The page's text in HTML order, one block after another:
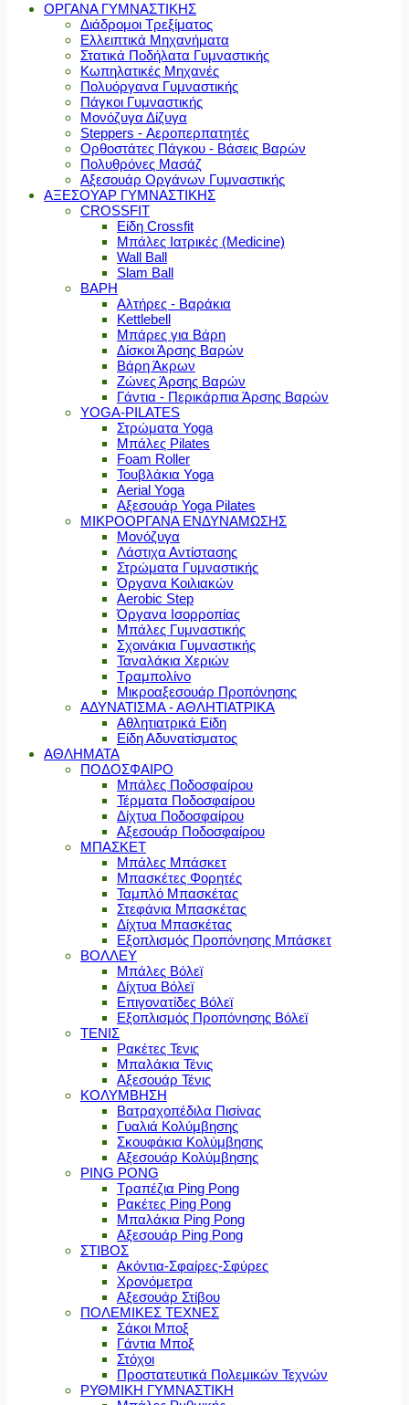
ΟΡΓΑΝΑ ΓΥΜΝΑΣΤΙΚΗΣ
Διάδρομοι Τρεξίματος
Ελλειπτικά Μηχανήματα
Στατικά Ποδήλατα Γυμναστικής
Κωπηλατικές Μηχανές
Πολυόργανα Γυμναστικής
Πάγκοι Γυμναστικής
Μονόζυγα Δίζυγα
Steppers - Αεροπερπατητές
Ορθοστάτες Πάγκου - Βάσεις Βαρών
Πολυθρόνες Μασάζ
Αξεσουάρ Οργάνων Γυμναστικής
ΑΞΕΣΟΥΑΡ ΓΥΜΝΑΣΤΙΚΗΣ
CROSSFIT
Είδη Crossfit
Μπάλες Ιατρικές (Medicine)
Wall Ball
Slam Ball
ΒΑΡΗ
Αλτήρες - Βαράκια
Kettlebell
Μπάρες για Βάρη
Δίσκοι Άρσης Βαρών
Βάρη Άκρων
Ζώνες Άρσης Βαρών
Γάντια - Περικάρπια Άρσης Βαρών
YOGA-PILATES
Στρώματα Yoga
Μπάλες Pilates
Foam Roller
Τουβλάκια Yoga
Aerial Yoga
Αξεσουάρ Yoga Pilates
ΜΙΚΡΟΟΡΓΑΝΑ ΕΝΔΥΝΑΜΩΣΗΣ
Μονόζυγα
Λάστιχα Αντίστασης
Στρώματα Γυμναστικής
Όργανα Κοιλιακών
Aerobic Step
Όργανα Ισορροπίας
Μπάλες Γυμναστικής
Σχοινάκια Γυμναστικής
Ταναλάκια Χεριών
Τραμπολίνο
Μικροαξεσουάρ Προπόνησης
ΑΔΥΝΑΤΙΣΜΑ - ΑΘΛΗΤΙΑΤΡΙΚΑ
Αθλητιατρικά Είδη
Είδη Αδυνατίσματος
ΑΘΛΗΜΑΤΑ
ΠΟΔΟΣΦΑΙΡΟ
Μπάλες Ποδοσφαίρου
Τέρματα Ποδοσφαίρου
Δίχτυα Ποδοσφαίρου
Αξεσουάρ Ποδοσφαίρου
ΜΠΑΣΚΕΤ
Μπάλες Μπάσκετ
Μπασκέτες Φορητές
Ταμπλό Μπασκέτας
Στεφάνια Μπασκέτας
Δίχτυα Μπασκέτας
Εξοπλισμός Προπόνησης Μπάσκετ
ΒΟΛΛΕΥ
Μπάλες Βόλεϊ
Δίχτυα Βόλεϊ
Επιγονατίδες Βόλεϊ
Εξοπλισμός Προπόνησης Βόλεϊ
ΤΕΝΙΣ
Ρακέτες Τενις
Μπαλάκια Τένις
Αξεσουάρ Τένις
ΚΟΛΥΜΒΗΣΗ
Βατραχοπέδιλα Πισίνας
Γυαλιά Κολύμβησης
Σκουφάκια Κολύμβησης
Αξεσουάρ Κολύμβησης
PING PONG
Τραπέζια Ping Pong
Ρακέτες Ping Pong
Μπαλάκια Ping Pong
Αξεσουάρ Ping Pong
ΣΤΙΒΟΣ
Ακόντια-Σφαίρες-Σφύρες
Χρονόμετρα
Αξεσουάρ Στίβου
ΠΟΛΕΜΙΚΕΣ ΤΕΧΝΕΣ
Σάκοι Μποξ
Γάντια Μποξ
Στόχοι
Προστατευτικά Πολεμικών Τεχνών
ΡΥΘΜΙΚΗ ΓΥΜΝΑΣΤΙΚΗ